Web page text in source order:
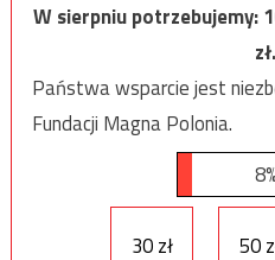
W sierpniu potrzebujemy:
zł.
Państwa wsparcie jest
Fundacji Magna Polonia.
8%
30 zł 50